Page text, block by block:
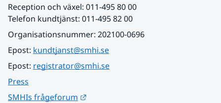
Reception och växel: 011-495 80 00
Telefon kundtjänst: 011-495 82 00
Organisationsnummer: 202100-0696
Epost: kundtjanst@smhi.se
Epost: registrator@smhi.se
Press
SMHIs frågeforum